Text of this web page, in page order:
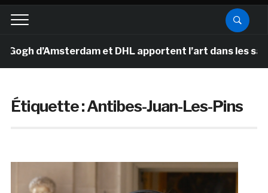
d’Amsterdam et DHL apportent l’art dans les salles
Étiquette :Antibes-Juan-Les-Pins